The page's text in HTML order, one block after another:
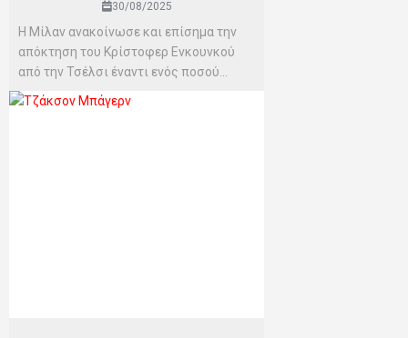
30/08/2025
H Μίλαν ανακοίνωσε και επίσημα την
απόκτηση του Κρίστοφερ Ενκουνκού
από την Τσέλσι έναντι ενός ποσού...